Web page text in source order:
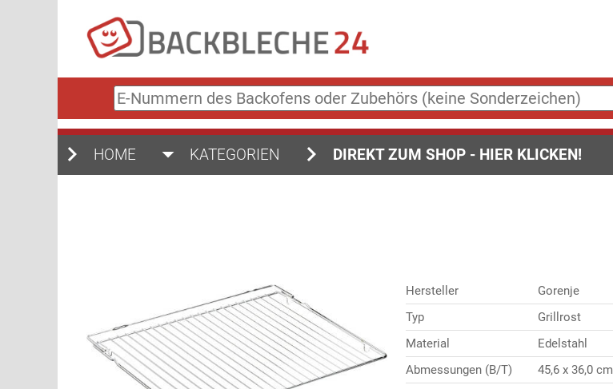
E-
Nummern
des
oder
HOME KATEGORIEN DIREKT ZUM SHOP - HIER KLICKEN!
Hersteller
Gorenje
Typ
Grillrost
Material
Edelstahl
Abmessungen (B/T)
45,6 x 36,0 cm